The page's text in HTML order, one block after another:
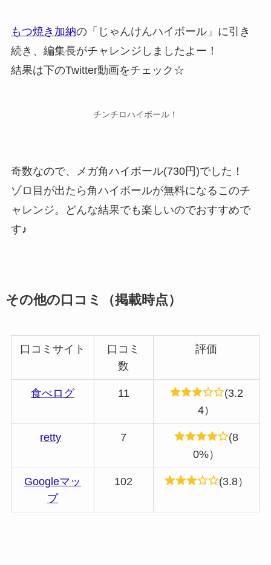
もつ焼き加納の「じゃんけんハイボール」に引き
続き、編集長がチャレンジしましたよー！
結果は下のTwitter動画をチェック☆
チンチロハイボール！
奇数なので、メガ角ハイボール(730円)でした！
ゾロ目が出たら角ハイボールが無料になるこのチ
ャレンジ。どんな結果でも楽しいのでおすすめで
す♪
その他の口コミ（掲載時点）
口コミサイト
口コミ
数
評価
食べログ 11
(3.2
4）
retty 7
(8
0%）
Googleマッ
プ
102 (3.8）